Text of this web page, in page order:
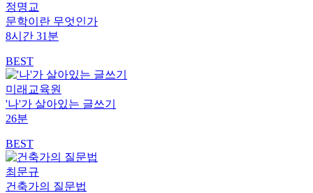
정명교
문학이란 무엇인가
8시간 31분
BEST
미래교육원
'나'가 살아있는 글쓰기
26분
BEST
최문규
건축가의 질문법